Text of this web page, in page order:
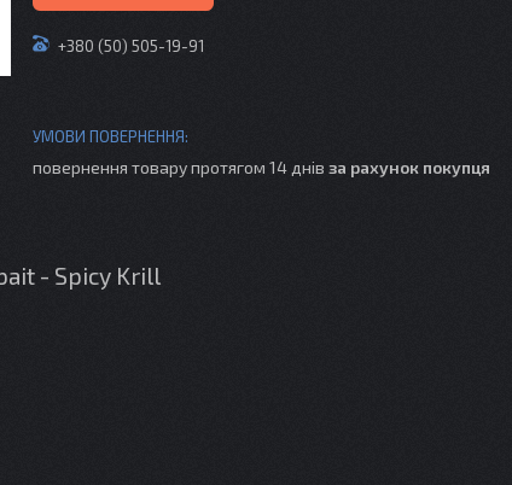
+380 (50) 505-19-91
повернення товару протягом 14 днів за рахунок покупця
- Spicy Krill